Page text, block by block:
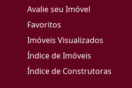
Avalie seu Imóvel
Favoritos
Imóveis Visualizados
Índice de Imóveis
Índice de Construtoras